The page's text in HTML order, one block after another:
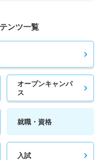
ンツ一覧
オープンキャンパ
ス
就職・資格
入試